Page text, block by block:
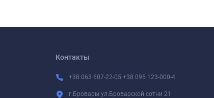
Контакты
+38 063 607-22-05 +38 095 123-000-4
г.Бровары ул.Броварской сотни 21